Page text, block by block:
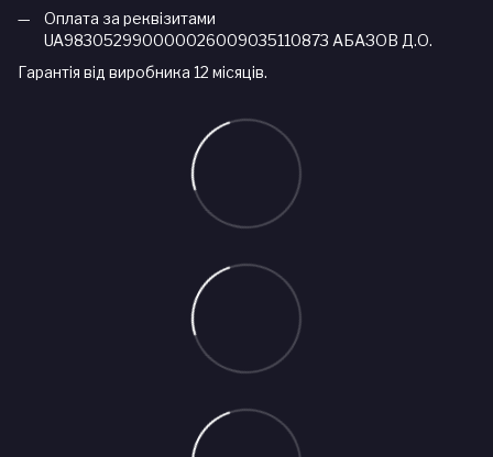
Оплата за реквізитами
UA983052990000026009035110873 АБАЗОВ Д.О.
Гарантія від виробника 12 місяців.